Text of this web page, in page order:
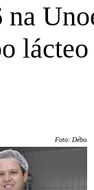
Foto: Débora